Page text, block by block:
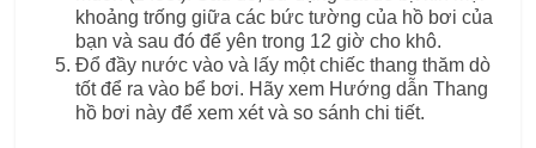
khoảng trống giữa các bức tường của hồ bơi của
bạn và sau đó để yên trong 12 giờ cho khô.
Đổ đầy nước vào và lấy một chiếc thang thăm dò
tốt để ra vào bể bơi. Hãy xem Hướng dẫn Thang
hồ bơi này để xem xét và so sánh chi tiết.